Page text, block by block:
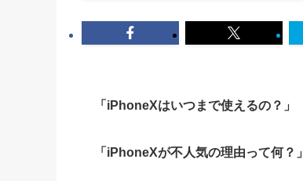
「iPhoneXはいつまで使えるの？」
「iPhoneXが不人気の理由って何？」